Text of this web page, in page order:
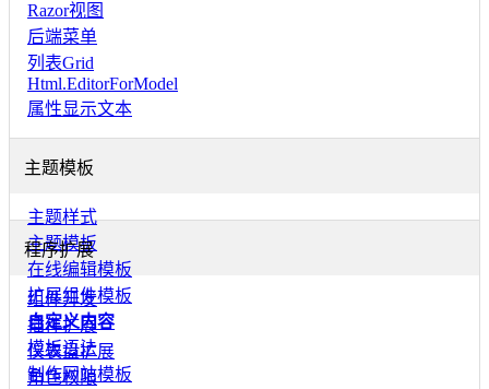
Razor视图
后端菜单
列表Grid
Html.EditorForModel
属性显示文本
主题模板
主题样式
主题模板
在线编辑模板
扩展组件模板
自定义内容
模板语法
制作网站模板
程序扩展
组件开发
插件扩展
仪表盘扩展
角色权限